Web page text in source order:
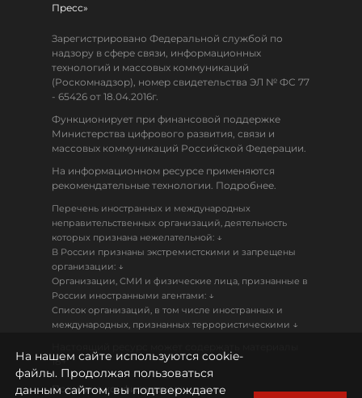
Пресс»
Зарегистрировано Федеральной службой по
надзору в сфере связи, информационных
технологий и массовых коммуникаций
(Роскомнадзор), номер свидетельства ЭЛ № ФС 77
- 65426 от 18.04.2016г.
Функционирует при финансовой поддержке
Министерства цифрового развития, связи и
массовых коммуникаций Российской Федерации.
На информационном ресурсе применяются
рекомендательные технологии. Подробнее.
Перечень иностранных и международных
неправительственных организаций, деятельность
которых признана нежелательной: ↓
В России признаны экстремистскими и запрещены
организации: ↓
Организации, СМИ и физические лица, признанные в
России иностранными агентами: ↓
Список организаций, в том числе иностранных и
международных, признанных террористическими ↓
18+
Политика конфиденциальности
На нашем сайте используются cookie-
файлы. Продолжая пользоваться
данным сайтом, вы подтверждаете